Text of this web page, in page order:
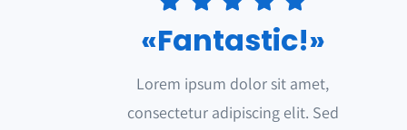
«Fantastic!»
Lorem ipsum dolor sit amet,
consectetur adipiscing elit. Sed